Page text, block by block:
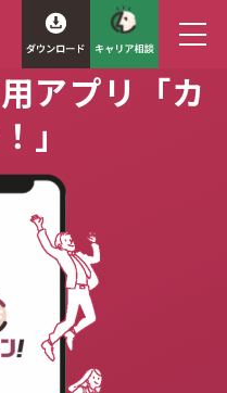
アプリ「カ
」